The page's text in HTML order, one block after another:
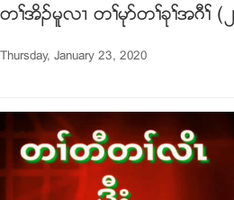
တႈအိဥမူလ႕ တႈမုဏတႈခုႈအဂီႈ (၂
Thursday, January 23, 2020